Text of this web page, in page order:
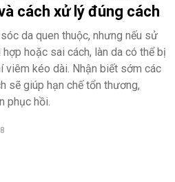
cách xử lý đúng cách
da quen thuộc, nhưng nếu sử
hoặc sai cách, làn da có thể bị
viêm kéo dài. Nhận biết sớm các
sẽ giúp hạn chế tổn thương,
phục hồi.